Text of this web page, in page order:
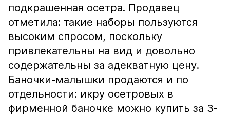
подкрашенная осетра. Продавец
отметила: такие наборы пользуются
высоким спросом, поскольку
привлекательны на вид и довольно
содержательны за адекватную цену.
Баночки-малышки продаются и по
отдельности: икру осетровых в
фирменной баночке можно купить за 3-